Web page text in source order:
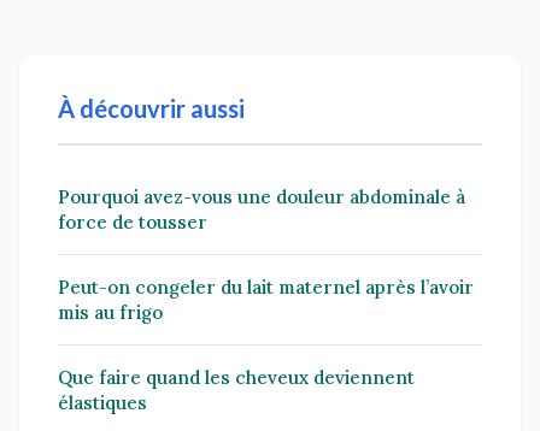
À découvrir aussi
Pourquoi avez-vous une douleur abdominale à
force de tousser
Peut-on congeler du lait maternel après l’avoir
mis au frigo
Que faire quand les cheveux deviennent
élastiques